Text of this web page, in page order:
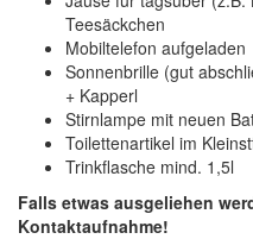
Teesäckchen
Mobiltelefon aufgeladen
Sonnenbrille (gut
+ Kapperl
Stirnlampe mit neuen
Toilettenartikel im
Trinkflasche mind. 1,5l
Falls etwas ausgeliehen
Kontaktaufnahme!